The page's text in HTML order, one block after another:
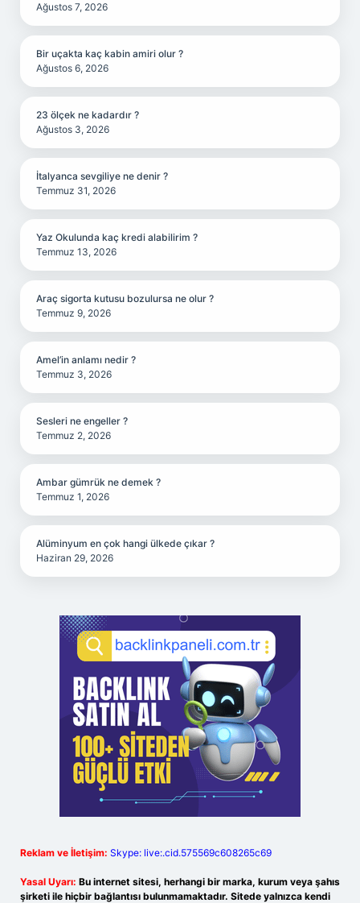
Ağustos 7, 2026
Bir uçakta kaç kabin amiri olur ?
Ağustos 6, 2026
23 ölçek ne kadardır ?
Ağustos 3, 2026
İtalyanca sevgiliye ne denir ?
Temmuz 31, 2026
Yaz Okulunda kaç kredi alabilirim ?
Temmuz 13, 2026
Araç sigorta kutusu bozulursa ne olur ?
Temmuz 9, 2026
Amel’in anlamı nedir ?
Temmuz 3, 2026
Sesleri ne engeller ?
Temmuz 2, 2026
Ambar gümrük ne demek ?
Temmuz 1, 2026
Alüminyum en çok hangi ülkede çıkar ?
Haziran 29, 2026
Reklam ve İletişim: Skype: live:.cid.575569c608265c69
Yasal Uyarı: Bu internet sitesi, herhangi bir marka, kurum veya şahıs
şirketi ile hiçbir bağlantısı bulunmamaktadır. Sitede yalnızca kendi